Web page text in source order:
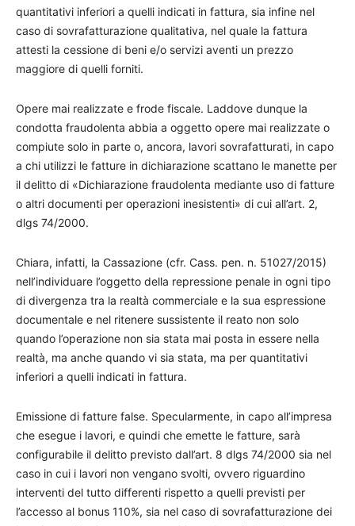
quantitativi inferiori a quelli indicati in fattura, sia infine nel
caso di sovrafatturazione qualitativa, nel quale la fattura
attesti la cessione di beni e/o servizi aventi un prezzo
maggiore di quelli forniti.
Opere mai realizzate e frode fiscale. Laddove dunque la
condotta fraudolenta abbia a oggetto opere mai realizzate o
compiute solo in parte o, ancora, lavori sovrafatturati, in capo
a chi utilizzi le fatture in dichiarazione scattano le manette per
il delitto di «Dichiarazione fraudolenta mediante uso di fatture
o altri documenti per operazioni inesistenti» di cui all’art. 2,
dlgs 74/2000.
Chiara, infatti, la Cassazione (cfr. Cass. pen. n. 51027/2015)
nell’individuare l’oggetto della repressione penale in ogni tipo
di divergenza tra la realtà commerciale e la sua espressione
documentale e nel ritenere sussistente il reato non solo
quando l’operazione non sia stata mai posta in essere nella
realtà, ma anche quando vi sia stata, ma per quantitativi
inferiori a quelli indicati in fattura.
Emissione di fatture false. Specularmente, in capo all’impresa
che esegue i lavori, e quindi che emette le fatture, sarà
configurabile il delitto previsto dall’art. 8 dlgs 74/2000 sia nel
caso in cui i lavori non vengano svolti, ovvero riguardino
interventi del tutto differenti rispetto a quelli previsti per
l’accesso al bonus 110%, sia nel caso di sovrafatturazione dei